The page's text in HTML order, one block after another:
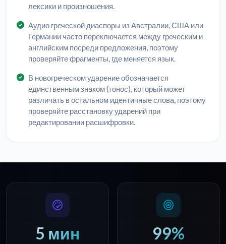
лексики и произношения.
Аудио греческой диаспоры из Австралии, США или
Германии часто переключается между греческим и
английским посреди предложения, поэтому
проверяйте фрагменты, где меняется язык.
В новогреческом ударение обозначается
единственным знаком (тонос), который может
различать в остальном идентичные слова, поэтому
проверяйте расстановку ударений при
редактировании расшифровки.
5 мин 99%